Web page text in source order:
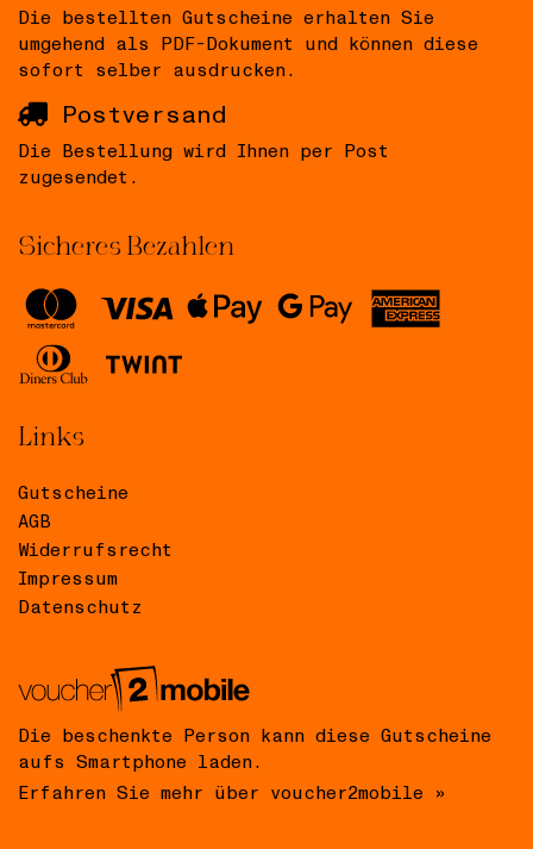
Die bestellten Gutscheine erhalten Sie
umgehend als PDF-Dokument und können diese
sofort selber ausdrucken.
Postversand
Die Bestellung wird Ihnen per Post
zugesendet.
Sicheres Bezahlen
Links
Gutscheine
AGB
Widerrufsrecht
Impressum
Datenschutz
Die beschenkte Person kann diese Gutscheine
aufs Smartphone laden.
Erfahren Sie mehr über voucher2mobile »